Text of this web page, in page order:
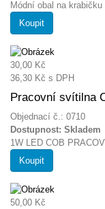
Módní obal na
Koupit
30,00 Kč
36,30 Kč s DPH
Pracovní svítilna
Objednací č.: 0710
Dostupnost: Skladem
1W LED COB
Koupit
50,00 Kč